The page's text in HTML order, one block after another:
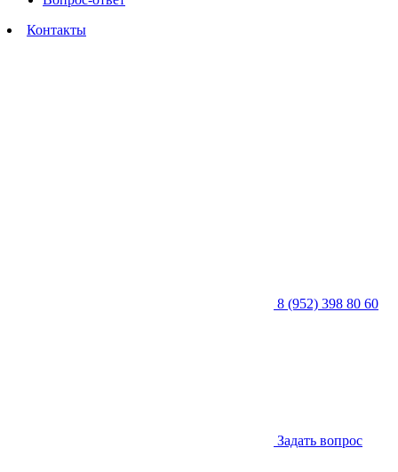
Контакты
8 (952) 398 80 60
Задать вопрос